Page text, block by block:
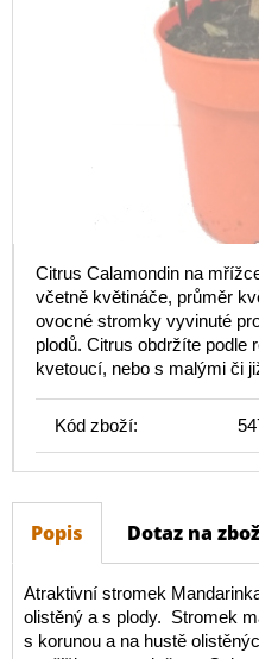
Citrus Calamondin na
včetně květináče, průměr
ovocné stromky vyvinuté
plodů. Citrus obdržíte podle
kvetoucí, nebo s malými či
Kód zboží:
Popis Dotaz na
Atraktivní stromek
olistěný a s plody. Stromek
s korunou a na hustě